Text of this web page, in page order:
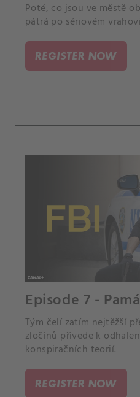
Poté, co jsou ve městě
pátrá po sériovém
REGISTER NOW
Episode 7 -
Tým čelí zatím nejtěžší
zločinů přivede k
konspiračních teorií.
REGISTER NOW